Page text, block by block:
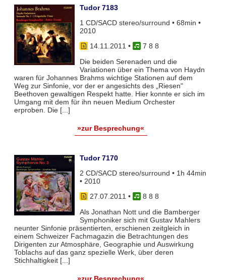
Tudor 7183
1 CD/SACD stereo/surround • 68min •
2010
14.11.2011 •
7 8 8
Die beiden Serenaden und die
Variationen über ein Thema von Haydn
waren für Johannes Brahms wichtige Stationen auf dem
Weg zur Sinfonie, vor der er angesichts des „Riesen"
Beethoven gewaltigen Respekt hatte. Hier konnte er sich im
Umgang mit dem für ihn neuen Medium Orchester
erproben. Die [...]
»zur Besprechung«
Tudor 7170
2 CD/SACD stereo/surround • 1h 44min
• 2010
27.07.2011 •
8 8 8
Als Jonathan Nott und die Bamberger
Symphoniker sich mit Gustav Mahlers
neunter Sinfonie präsentierten, erschienen zeitgleich in
einem Schweizer Fachmagazin die Betrachtungen des
Dirigenten zur Atmosphäre, Geographie und Auswirkung
Toblachs auf das ganz spezielle Werk, über deren
Stichhaltigkeit [...]